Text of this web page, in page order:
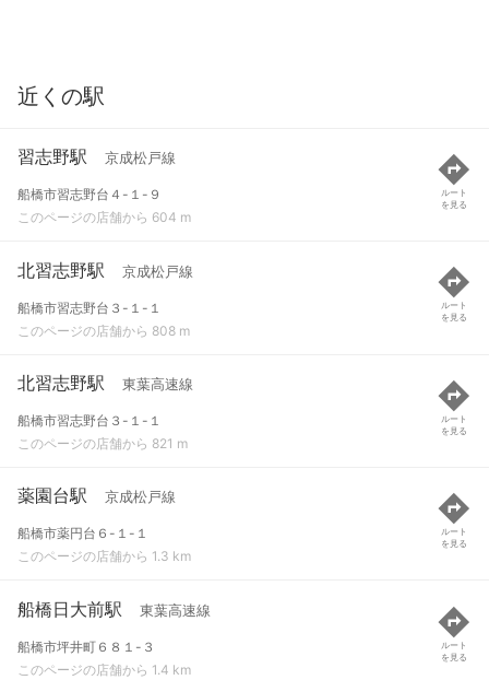
近くの駅
習志野駅 京成松戸線
船橋市習志野台４-１-９
このページの店舗から 604 m
ルート
を見る
北習志野駅 京成松戸線
船橋市習志野台３-１-１
このページの店舗から 808 m
ルート
を見る
北習志野駅 東葉高速線
船橋市習志野台３-１-１
このページの店舗から 821 m
ルート
を見る
薬園台駅 京成松戸線
船橋市薬円台６-１-１
このページの店舗から 1.3 km
ルート
を見る
船橋日大前駅 東葉高速線
船橋市坪井町６８１-３
このページの店舗から 1.4 km
ルート
を見る